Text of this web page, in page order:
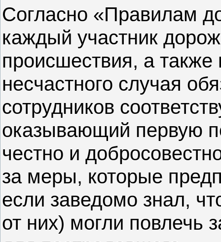
Согласно «Правилам
каждый участник
происшествия, а
несчастного случая
сотрудников
оказывающий первую
честно и
за меры, которые
если заведомо знал,
от них) могли повлечь